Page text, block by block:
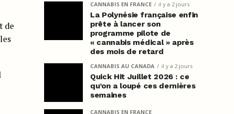
de
CANNABIS EN FRANCE il y a 2 jours
La Polynésie française enfin
prête à lancer son
programme pilote de
« cannabis médical » après
des mois de retard
CANNABIS AU CANADA il y a 2 jours
Quick Hit Juillet 2026 : ce
qu’on a loupé ces dernières
semaines
CANNABIS EN FRANCE